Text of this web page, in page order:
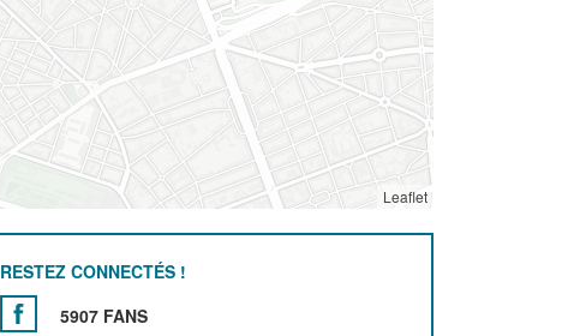
Leaflet
RESTEZ CONNECTÉS !
5907 FANS